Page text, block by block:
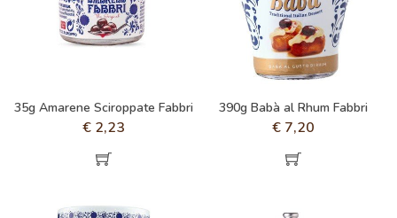
35g Amarene Sciroppate Fabbri
€ 2,23
390g Babà al Rhum Fabbri
€ 7,20